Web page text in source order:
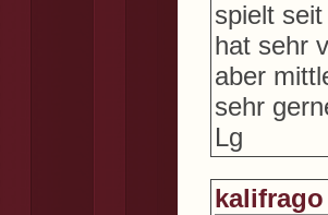
spielt
hat sehr
aber
sehr
Lg
kalifrago